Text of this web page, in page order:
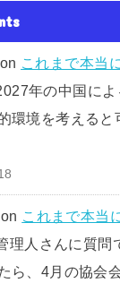
on これまで本当
年の中国に
環境を考えると
on これまで本当
理人さんに質問
ら、4月の協会